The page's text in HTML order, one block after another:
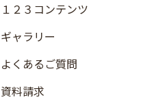
１２３コンテンツ
ギャラリー
よくあるご質問
資料請求